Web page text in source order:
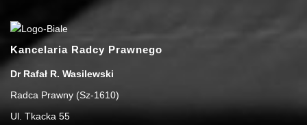
Kancelaria Radcy Prawnego
Dr Rafał R. Wasilewski
Radca Prawny (Sz-1610)
Ul. Tkacka 55